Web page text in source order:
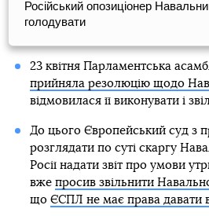
Російський опозиціонер
голодувати
23 квітня Парламентська
прийняла резолюцію щодо
відмовилася її виконувати і
До цього Європейський суд з
розглядати по суті скаргу
Росії надати звіт про умови
вже просив звільнити
що ЄСПЛ не має права давати